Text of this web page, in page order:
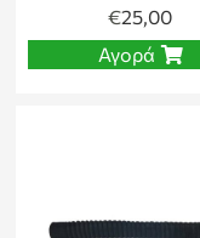
€25,00
Αγορά